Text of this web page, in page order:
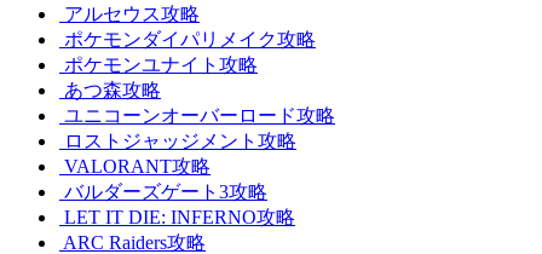
アルセウス攻略
ポケモンダイパリメイク攻略
ポケモンユナイト攻略
あつ森攻略
ユニコーンオーバーロード攻略
ロストジャッジメント攻略
VALORANT攻略
バルダーズゲート3攻略
LET IT DIE: INFERNO攻略
ARC Raiders攻略